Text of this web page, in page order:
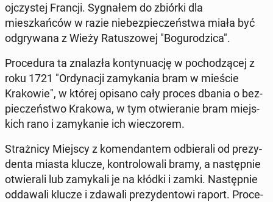
ojczys­tej Francji. Syg­nałem do zbiórki dla
mieszkańców w razie niebez­pieczeńst­wa miała być
odgry­wana z Wieży Ra­tus­zowej "Bogurodz­i­ca".
Pro­ce­du­ra ta znalazła kon­tynu­ację w pochodzącej z
roku 1721 "Or­dy­nacji za­myka­nia bram w mieście
Krakowie", w której opisano cały proces dbania o bez­
pieczeńst­wo Krakowa, w tym otwieranie bram miejs­
kich rano i za­mykanie ich wiec­zorem.
Strażni­cy Miejscy z komen­dan­tem od­bier­ali od prezy­
den­ta miasta klucze, kon­trolowali bramy, a następ­nie
otwier­ali lub za­mykali je na kłódki i zamki. Następ­nie
odd­awali klucze i zdawali prezy­den­towi raport. Pro­ce­